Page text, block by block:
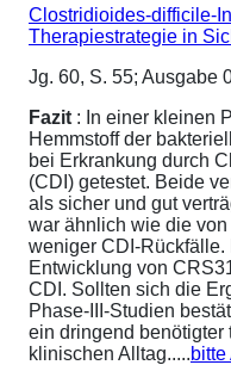
Clostridioides-difficile-
Therapiestrategie in
Jg. 60, S. 55; Ausgabe
Fazit : In einer kleinen
Hemmstoff der
bei Erkrankung durch
(CDI) getestet. Beide
als sicher und gut
war ähnlich wie die
weniger CDI-
Entwicklung von
CDI. Sollten sich die
Phase-III-Studien
ein dringend benötigter
klinischen Alltag.....